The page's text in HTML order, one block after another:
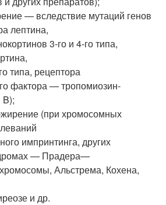
— вследствие мутаций генов
лептина,
3-го и 4-го типа,
типа, рецептора
фактора — тропомиозин-
B);
(при хромосомных
импринтинга, других
— Прадера—
Альстрема, Кохена,
и др.